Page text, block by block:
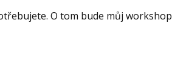
O tom bude můj workshop